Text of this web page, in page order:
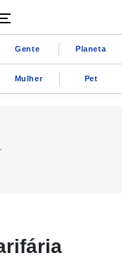
Gente Planeta
Mulher Pet